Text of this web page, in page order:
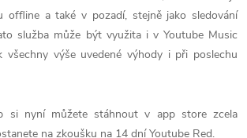
offline a také v pozadí, stejně jako sledování
služba může být využita i v Youtube Music
všechny výše uvedené výhody i při poslechu
si nyní můžete stáhnout v app store zcela
na zkoušku na 14 dní Youtube Red.